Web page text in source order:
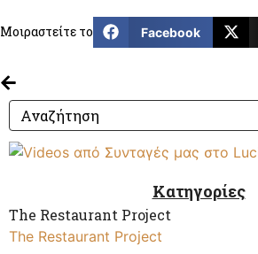
Μοιραστείτε το Facebook
Κατηγορίες
The Restaurant Project
The Restaurant Project